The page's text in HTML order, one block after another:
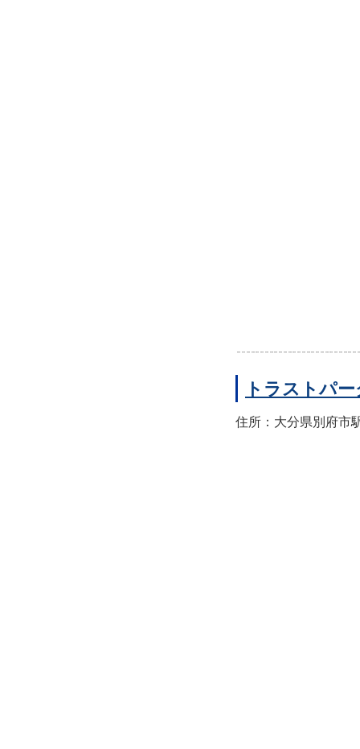
トラストパ
住所：大分県別府市